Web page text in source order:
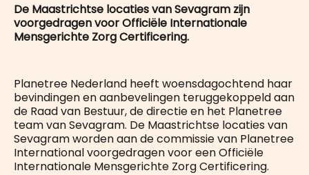
De Maastrichtse locaties van Sevagram zijn
voorgedragen voor Officiële Internationale
Mensgerichte Zorg Certificering.
Planetree Nederland heeft woensdagochtend haar
bevindingen en aanbevelingen teruggekoppeld aan
de Raad van Bestuur, de directie en het Planetree
team van Sevagram. De Maastrichtse locaties van
Sevagram worden aan de commissie van Planetree
International voorgedragen voor een Officiële
Internationale Mensgerichte Zorg Certificering.